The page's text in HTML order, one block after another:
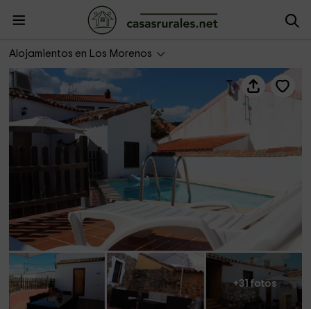
Alojamientos en Los Morenos
Casa Rural Doña Verónica
+31 fotos